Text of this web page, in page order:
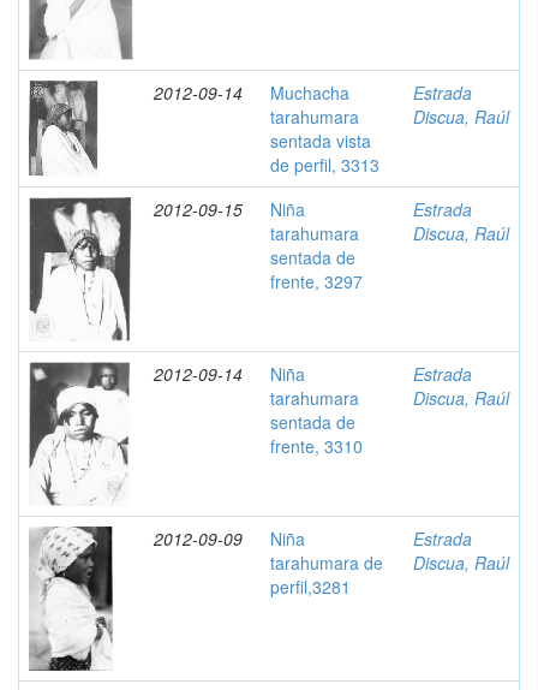
2012-09-14
Muchacha
tarahumara
sentada vista
de perfil, 3313
Estrada
Discua, Raúl
2012-09-15
Niña
tarahumara
sentada de
frente, 3297
Estrada
Discua, Raúl
2012-09-14
Niña
tarahumara
sentada de
frente, 3310
Estrada
Discua, Raúl
2012-09-09
Niña
tarahumara de
perfil,3281
Estrada
Discua, Raúl